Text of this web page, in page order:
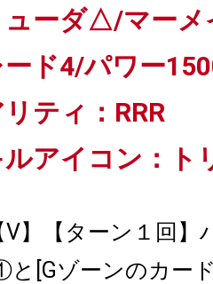
ューダ△/マーメ
ド4/パワー
ティ：RRR
ルアイコン：ト
V】【ターン１回
と[Gゾーンのカー